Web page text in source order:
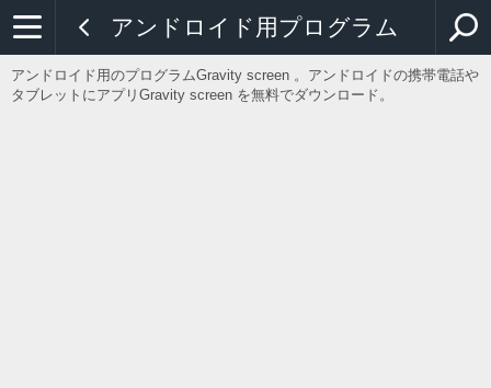
アンドロイド用プログラム
アンドロイド用のプログラムGravity screen 。アンドロイドの携帯電話や
タブレットにアプリGravity screen を無料でダウンロード。